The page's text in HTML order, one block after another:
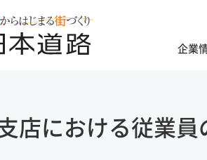
企業
店における従業